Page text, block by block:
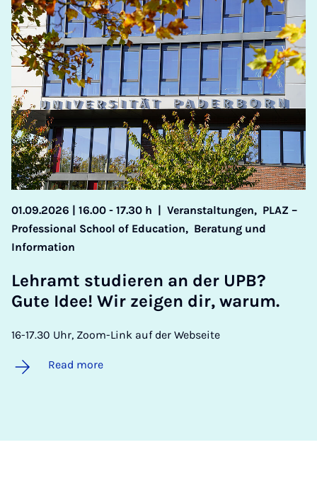
01.09.2026 | 16.00 - 17.30 h Veranstaltungen, PLAZ –
Professional School of Education, Beratung und
Information
Lehramt stud­ier­en an der UPB?
Gute Idee! Wir zei­gen dir, war­um.
16-17.30 Uhr, Zoom-Link auf der Webseite
Read more